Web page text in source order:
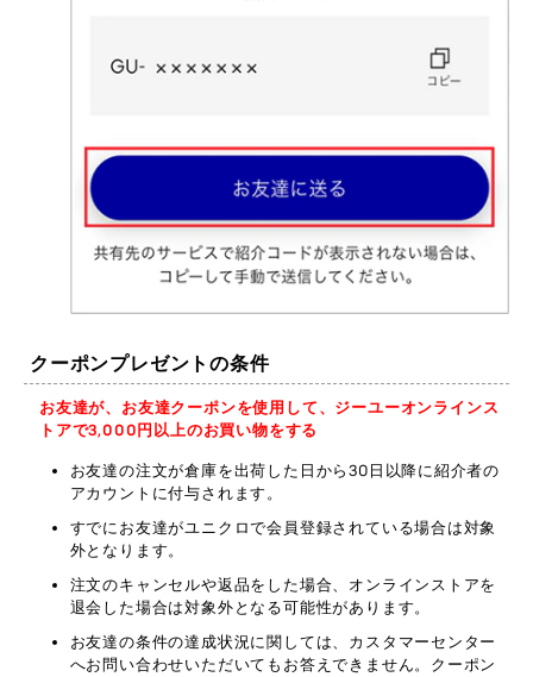
クーポンプレゼントの条件
お友達が、お友達クーポンを使用して、ジーユーオンラインス
トアで3,000円以上のお買い物をする
お友達の注文が倉庫を出荷した日から30日以降に紹介者の
アカウントに付与されます。
すでにお友達がユニクロで会員登録されている場合は対象
外となります。
注文のキャンセルや返品をした場合、オンラインストアを
退会した場合は対象外となる可能性があります。
お友達の条件の達成状況に関しては、カスタマーセンター
へお問い合わせいただいてもお答えできません。クーポン